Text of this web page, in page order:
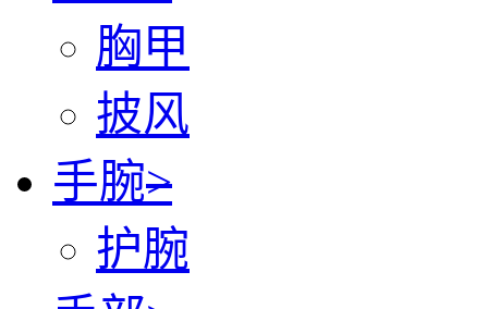
胸甲
披风
手腕>
护腕